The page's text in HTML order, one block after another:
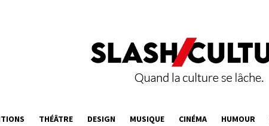
THÉÂTRE DESIGN MUSIQUE CINÉMA HUMOUR